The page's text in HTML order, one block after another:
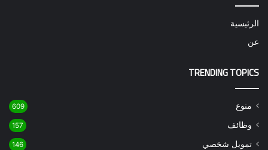
الرئيسية
عن
TRENDING TOPICS
منوع 609
وظائف 157
تمويل شخصي 146